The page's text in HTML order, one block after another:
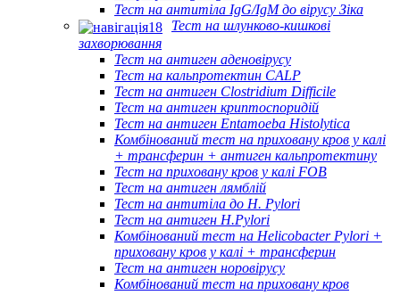
Тест на антитіла IgG/IgM до вірусу Зіка
Тест на шлунково-кишкові
захворювання
Тест на антиген аденовірусу
Тест на кальпротектин CALP
Тест на антиген Clostridium Difficile
Тест на антиген криптоспоридій
Тест на антиген Entamoeba Histolytica
Комбінований тест на приховану кров у калі
+ трансферин + антиген кальпротектину
Тест на приховану кров у калі FOB
Тест на антиген лямблій
Тест на антитіла до H. Pylori
Тест на антиген H.Pylori
Комбінований тест на Helicobacter Pylori +
приховану кров у калі + трансферин
Тест на антиген норовірусу
Комбінований тест на приховану кров